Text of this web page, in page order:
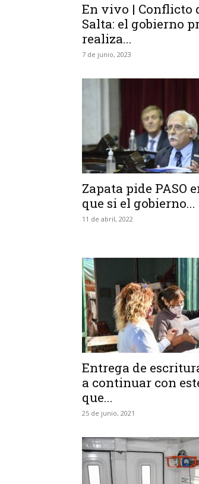
En vivo | Conflicto
Salta: el gobierno
realiza...
7 de junio, 2023
Zapata pide PASO
que si el gobierno...
11 de abril, 2022
Entrega de
a continuar con
que...
25 de junio, 2021